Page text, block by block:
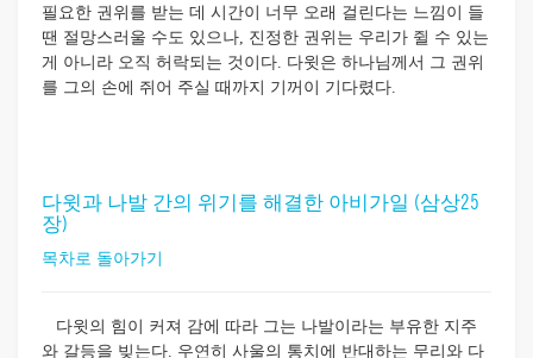
필요한 권위를 받는 데 시간이 너무 오래 걸린다는 느낌이 들
땐 절망스러울 수도 있으나, 진정한 권위는 우리가 쥘 수 있는
게 아니라 오직 허락되는 것이다. 다윗은 하나님께서 그 권위
를 그의 손에 쥐어 주실 때까지 기꺼이 기다렸다.
다윗과 나발 간의 위기를 해결한 아비가일 (삼상25
장)
목차로 돌아가기
다윗의 힘이 커져 감에 따라 그는 나발이라는 부유한 지주
와 갈등을 빚는다. 우연히 사울의 통치에 반대하는 무리와 다